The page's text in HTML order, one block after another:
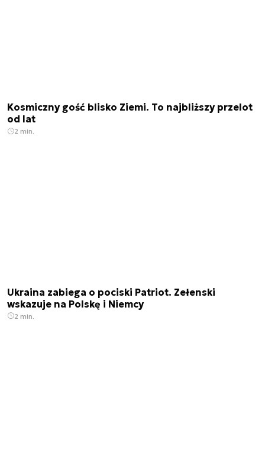
Kosmiczny gość blisko Ziemi. To najbliższy przelot
od lat
2 min.
Ukraina zabiega o pociski Patriot. Zełenski
wskazuje na Polskę i Niemcy
2 min.